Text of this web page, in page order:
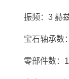
振频：3 赫
宝石轴承数
零部件数：